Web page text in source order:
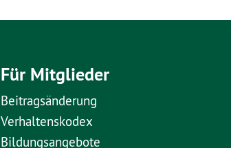
Für Mitglieder
Beitragsänderung
Verhaltenskodex
Bildungsangebote